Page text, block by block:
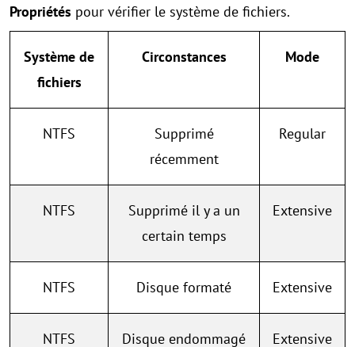
Propriétés pour vérifier le système de fichiers.
Système de
fichiers
Circonstances Mode
NTFS
Supprimé
récemment
Regular
NTFS
Supprimé il y a un
certain temps
Extensive
NTFS Disque formaté Extensive
NTFS Disque endommagé Extensive